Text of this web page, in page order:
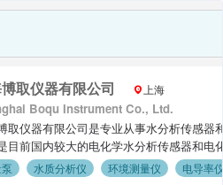
取仪器有限公司 上海
Boqu Instrument Co., Ltd.
取仪器有限公司是专业从事水分析传感
目前国内较大的电化学水分析传感器和
主要的产品包括：COD、氨氮、总磷、
等等旗下子公司上海博取环境技术有限
水质分析仪 环境测量仪 电导率